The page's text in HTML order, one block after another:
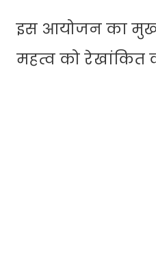
इस आयोजन का मुख्य
महत्व को रेखांकित